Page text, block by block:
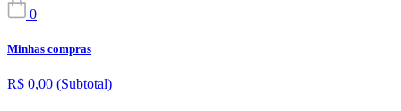
0
Minhas compras
R$ 0,00 (Subtotal)